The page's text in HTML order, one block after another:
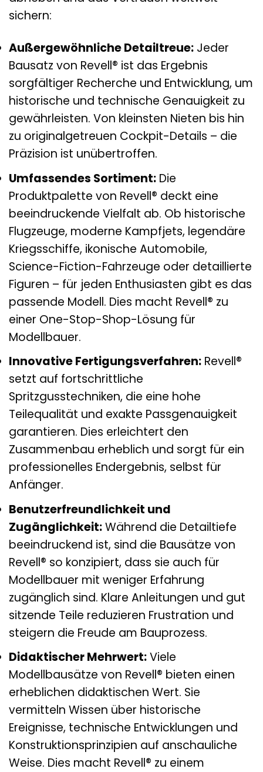
sichern:
Außergewöhnliche Detailtreue: Jeder
Bausatz von Revell® ist das Ergebnis
sorgfältiger Recherche und Entwicklung, um
historische und technische Genauigkeit zu
gewährleisten. Von kleinsten Nieten bis hin
zu originalgetreuen Cockpit-Details – die
Präzision ist unübertroffen.
Umfassendes Sortiment: Die
Produktpalette von Revell® deckt eine
beeindruckende Vielfalt ab. Ob historische
Flugzeuge, moderne Kampfjets, legendäre
Kriegsschiffe, ikonische Automobile,
Science-Fiction-Fahrzeuge oder detaillierte
Figuren – für jeden Enthusiasten gibt es das
passende Modell. Dies macht Revell® zu
einer One-Stop-Shop-Lösung für
Modellbauer.
Innovative Fertigungsverfahren: Revell®
setzt auf fortschrittliche
Spritzgusstechniken, die eine hohe
Teilequalität und exakte Passgenauigkeit
garantieren. Dies erleichtert den
Zusammenbau erheblich und sorgt für ein
professionelles Endergebnis, selbst für
Anfänger.
Benutzerfreundlichkeit und
Zugänglichkeit:Während die Detailtiefe
beeindruckend ist, sind die Bausätze von
Revell® so konzipiert, dass sie auch für
Modellbauer mit weniger Erfahrung
zugänglich sind. Klare Anleitungen und gut
sitzende Teile reduzieren Frustration und
steigern die Freude am Bauprozess.
Didaktischer Mehrwert:Viele
Modellbausätze von Revell® bieten einen
erheblichen didaktischen Wert. Sie
vermitteln Wissen über historische
Ereignisse, technische Entwicklungen und
Konstruktionsprinzipien auf anschauliche
Weise. Dies macht Revell® zu einem